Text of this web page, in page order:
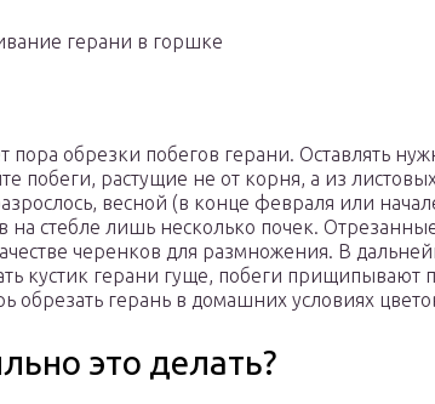
герани в горшке
пора обрезки побегов герани. Оставлять
побеги, растущие не от корня, а из
весной (в конце февраля или
на стебле лишь несколько почек.
черенков для размножения. В
кустик герани гуще, побеги прищипывают
обрезать герань в домашних условиях
это делать?